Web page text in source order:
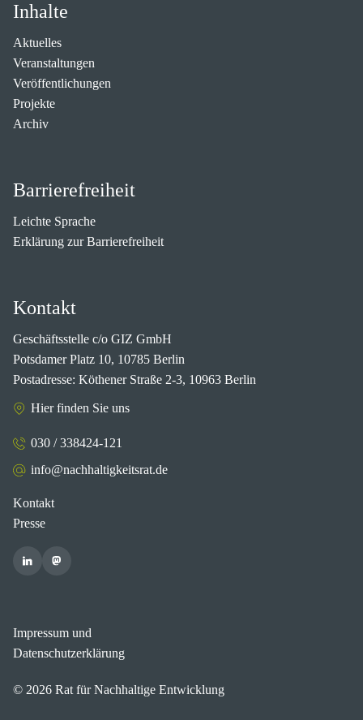
Inhalte
Aktuelles
Veranstaltungen
Veröffentlichungen
Projekte
Archiv
Barrierefreiheit
Leichte Sprache
Erklärung zur Barrierefreiheit
Kontakt
Geschäftsstelle c/o GIZ GmbH
Potsdamer Platz 10, 10785 Berlin
Postadresse: Köthener Straße 2-3, 10963 Berlin
Hier finden Sie uns
030 / 338424-121
info@nachhaltigkeitsrat.de
Kontakt
Presse
Impressum und
Datenschutzerklärung
© 2026 Rat für Nachhaltige Entwicklung